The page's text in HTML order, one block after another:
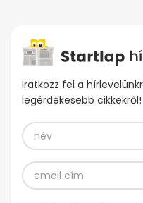
Iratkozz fel a
legérdekesebb cikkekről!